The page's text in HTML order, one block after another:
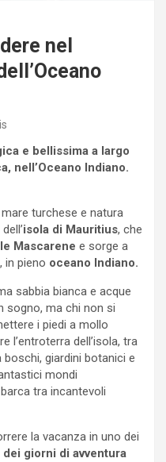
nel
e bellissima a largo
nell’Oceano Indiano.
turchese e natura
isola di Mauritius, che
Mascarene e sorge a
, in pieno oceano Indiano.
sabbia bianca e acque
sogno, ma chi non si
i piedi a mollo
l’entroterra dell’isola, tra
giardini botanici e
mondi
tra incantevoli
la vacanza in uno dei
dei giorni di avventura